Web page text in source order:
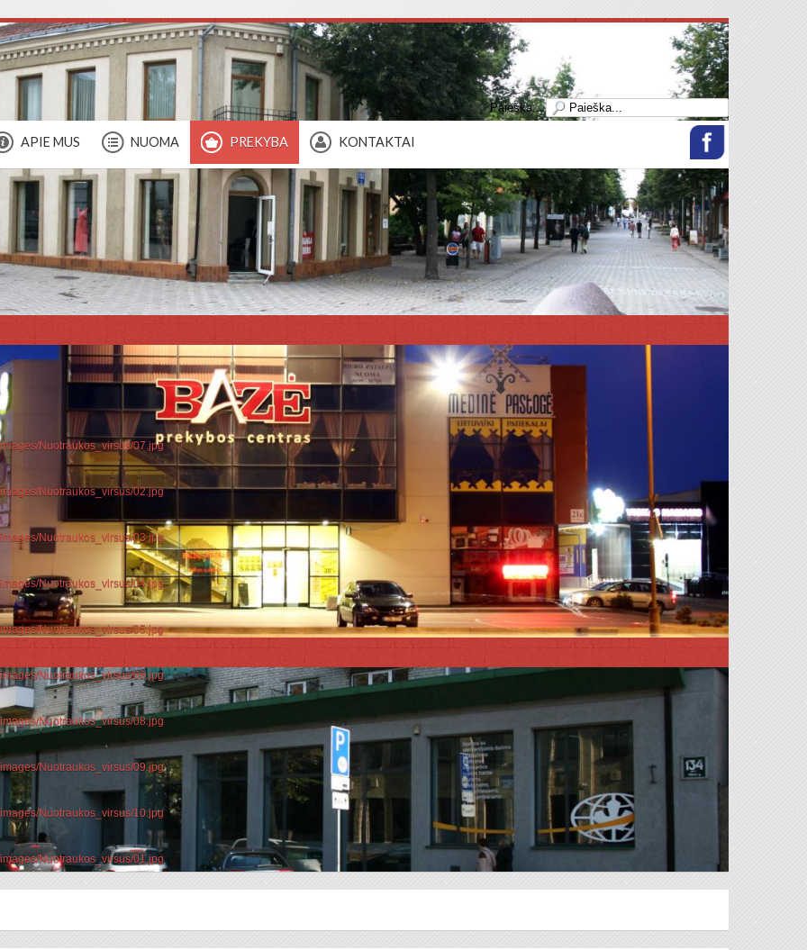
Paieška...
APIE MUS NUOMA PREKYBA KONTAKTAI
Nuotraukos_virsus/07.jpg
Nuotraukos_virsus/02.jpg
Nuotraukos_virsus/03.jpg
Nuotraukos_virsus/04.jpg
Nuotraukos_virsus/05.jpg
Nuotraukos_virsus/06.jpg
Nuotraukos_virsus/08.jpg
Nuotraukos_virsus/09.jpg
Nuotraukos_virsus/10.jpg
Nuotraukos_virsus/01.jpg